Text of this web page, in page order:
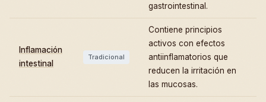
gastrointestinal.
Inflamación
intestinal
Tradicional
Contiene principios
activos con efectos
antiinflamatorios que
reducen la irritación en
las mucosas.